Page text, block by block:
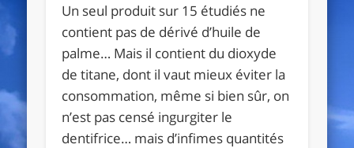
Un seul produit sur 15 étudiés ne
contient pas de dérivé d’huile de
palme… Mais il contient du dioxyde
de titane, dont il vaut mieux éviter la
consommation, même si bien sûr, on
n’est pas censé ingurgiter le
dentifrice… mais d’infimes quantités